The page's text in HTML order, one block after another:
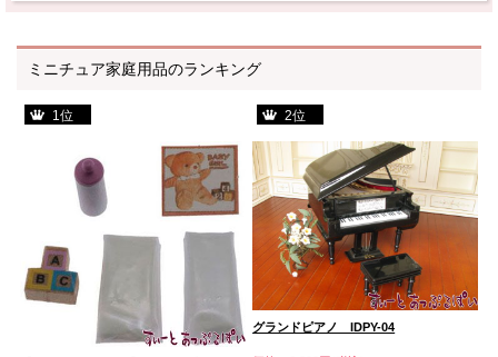
ミニチュア家庭用品のランキング
1位 2位
グランドピアノ IDPY-04